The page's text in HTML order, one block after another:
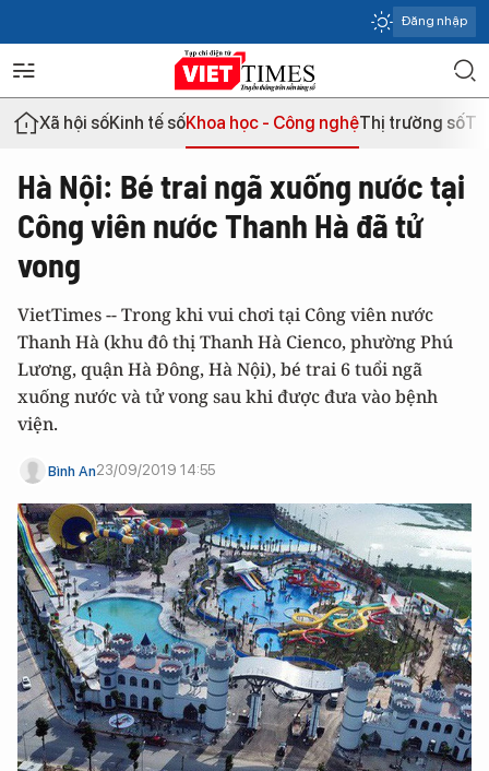
Đăng nhập
Xã hội sốKinh tế sốKhoa học - Công nghệThị trường số
Hà Nội: Bé trai ngã xuống nước tại
Công viên nước Thanh Hà đã tử
vong
VietTimes -- Trong khi vui chơi tại Công viên nước
Thanh Hà (khu đô thị Thanh Hà Cienco, phường Phú
Lương, quận Hà Đông, Hà Nội), bé trai 6 tuổi ngã
xuống nước và tử vong sau khi được đưa vào bệnh
viện.
Bình An23/09/2019 14:55